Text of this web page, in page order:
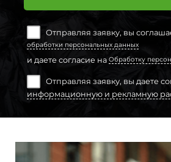
Отправляя заявку, вы
обработки персональных данных
и даете согласие на Обработку
Отправляя заявку, вы даете
информационную и рекламную